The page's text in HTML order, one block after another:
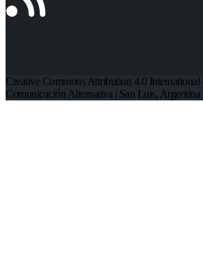
Creative Commons Attribution 4.0
Comunicación Alternativa | San Luis, Argentina